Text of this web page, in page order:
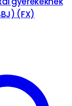
(FX)